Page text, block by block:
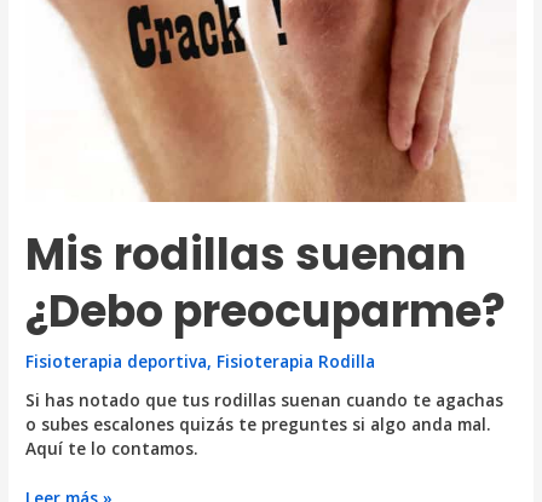
Mis rodillas suenan
¿Debo preocuparme?
Fisioterapia deportiva, Fisioterapia Rodilla
Si has notado que tus rodillas suenan cuando te agachas
o subes escalones quizás te preguntes si algo anda mal.
Aquí te lo contamos.
Mis